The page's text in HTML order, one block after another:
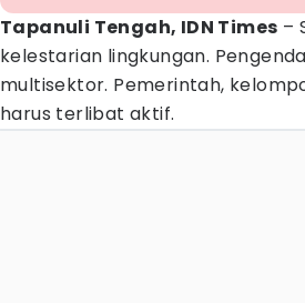
Tapanuli Tengah, IDN Times –
kelestarian lingkungan.
multisektor. Pemerintah,
harus terlibat aktif.